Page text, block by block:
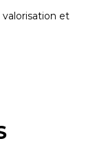
valorisation et